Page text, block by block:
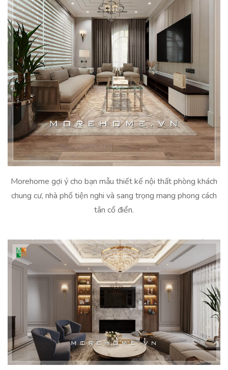
Morehome gợi ý cho bạn mẫu thiết kế nội thất phòng khách
chung cư, nhà phố tiện nghi và sang trọng mang phong cách
tân cổ điển.